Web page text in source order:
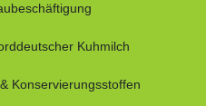
Kuhmilch
Konservierungsstoffen